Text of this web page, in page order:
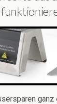
ganz